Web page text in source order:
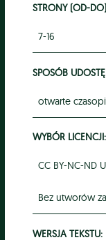
STRONY (OD-
7-16
SPOSÓB
otwarte
WYBÓR LICENCJI:
CC BY-NC-ND
Bez utworów
WERSJA TEKSTU: